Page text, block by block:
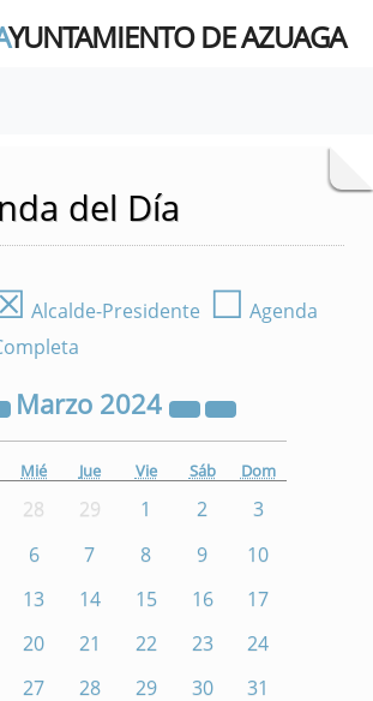
YUNTAMIENTO DE AZUAGA
del Día
Alcalde-Presidente ☐ Agenda
Marzo 2024
Mié Jue Vie Sáb Dom
28 29 1 2
3
6 7 8 9
10
13 14 15 16
17
20 21 22 23
24
27 28 29 30
31